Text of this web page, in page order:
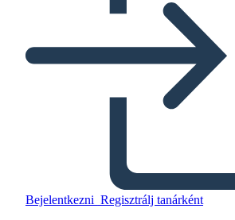
Bejelentkezni Regisztrálj tanárként
ezt a forgatókönyvet